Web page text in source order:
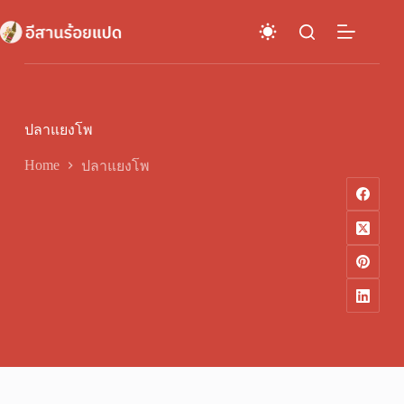
to
content
ปลาแยงโพ
Home ปลาแยงโพ